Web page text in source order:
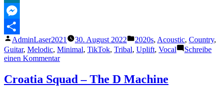
MeWe
Messenger
Teilen
Veröffentlicht
von
AdminLaser2021 30. August 2022
Veröffentlicht
unter
2020s, Acoustic, Country,
Guitar, Melodic, Minimal, TikTok, Tribal, Uplift, Vocal
Schreibe
einen Kommentarzu
Quirks
–
Croatia Squad – The D Machine